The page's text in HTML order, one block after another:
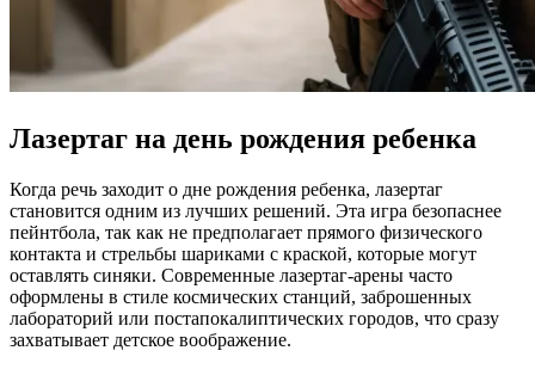
Лазертаг на день рождения ребенка
Когда речь заходит о дне рождения ребенка, лазертаг
становится одним из лучших решений. Эта игра безопаснее
пейнтбола, так как не предполагает прямого физического
контакта и стрельбы шариками с краской, которые могут
оставлять синяки. Современные лазертаг-арены часто
оформлены в стиле космических станций, заброшенных
лабораторий или постапокалиптических городов, что сразу
захватывает детское воображение.